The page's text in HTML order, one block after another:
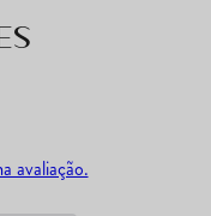
avaliação.